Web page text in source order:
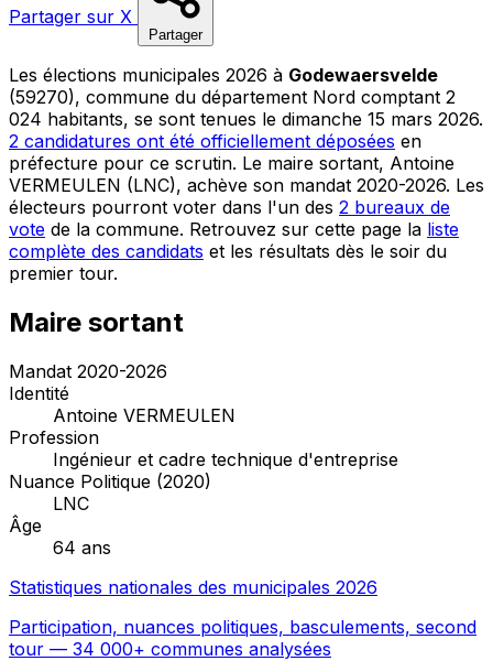
Partager sur X
Partager
Les élections municipales 2026 à Godewaersvelde
(59270), commune du département Nord comptant 2
024 habitants, se sont tenues le dimanche 15 mars 2026.
2 candidatures ont été officiellement déposées en
préfecture pour ce scrutin. Le maire sortant, Antoine
VERMEULEN (LNC), achève son mandat 2020-2026. Les
électeurs pourront voter dans l'un des 2 bureaux de
vote de la commune. Retrouvez sur cette page la liste
complète des candidats et les résultats dès le soir du
premier tour.
Maire sortant
Mandat 2020-2026
Identité
Antoine VERMEULEN
Profession
Ingénieur et cadre technique d'entreprise
Nuance Politique (2020)
LNC
Âge
64 ans
Statistiques nationales des municipales 2026
Participation, nuances politiques, basculements, second
tour — 34 000+ communes analysées